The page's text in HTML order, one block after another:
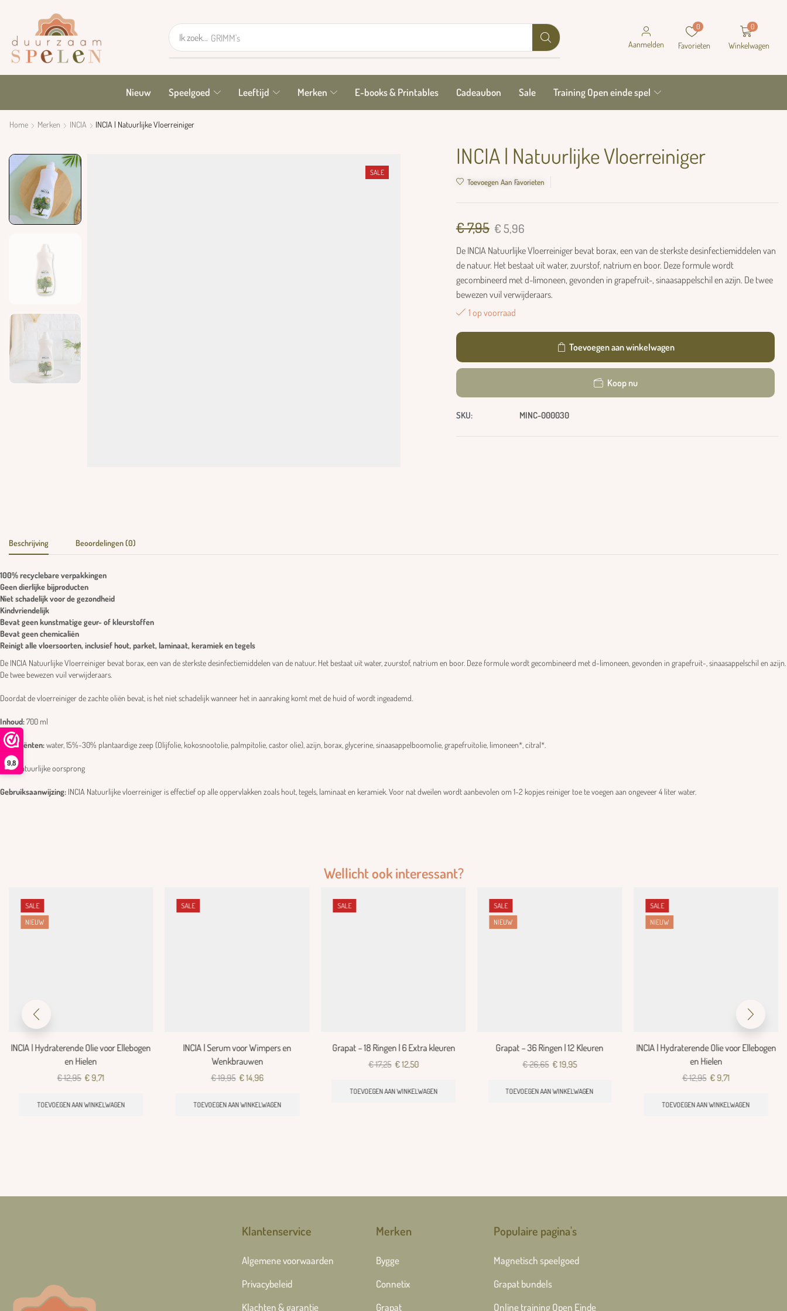
9,8
Ik zoek... GRIMM's
Aanmelden
0
Favorieten
0
Winkelwagen
Nieuw Speelgoed Leeftijd Merken E-books & Printables Cadeaubon Sale Training Open einde spel
Home Merken INCIA INCIA | Natuurlijke Vloerreiniger
SALE
INCIA | Natuurlijke Vloerreiniger
Toevoegen Aan Favorieten
€7,95 €5,96
De INCIA Natuurlijke Vloerreiniger bevat borax, een van de sterkste desinfectiemiddelen van
de natuur. Het bestaat uit water, zuurstof, natrium en boor. Deze formule wordt
gecombineerd met d-limoneen, gevonden in grapefruit-, sinaasappelschil en azijn. De twee
bewezen vuil verwijderaars.
1 op voorraad
Toevoegen aan winkelwagen
Koop nu
SKU: MINC-000030
Beschrijving Beoordelingen (0)
100% recyclebare verpakkingen
Geen dierlijke bijproducten
Niet schadelijk voor de gezondheid
Kindvriendelijk
Bevat geen kunstmatige geur- of kleurstoffen
Bevat geen chemicaliën
Reinigt alle vloersoorten, inclusief hout, parket, laminaat, keramiek en tegels
De INCIA Natuurlijke Vloerreiniger bevat borax, een van de sterkste desinfectiemiddelen van de natuur. Het bestaat uit water, zuurstof, natrium en boor. Deze formule wordt gecombineerd met d-limoneen, gevonden in grapefruit-, sinaasappelschil en azijn.
De twee bewezen vuil verwijderaars.
Doordat de vloerreiniger de zachte oliën bevat, is het niet schadelijk wanneer het in aanraking komt met de huid of wordt ingeademd.
Inhoud:700 ml
Ingrediënten:water, 15%-30% plantaardige zeep (Olijfolie, kokosnootolie, palmpitolie, castor olie), azijn, borax, glycerine, sinaasappelboomolie, grapefruitolie, limoneen*, citral*.
*Van natuurlijke oorsprong
Gebruiksaanwijzing: INCIA Natuurlijke vloerreiniger is effectief op alle oppervlakken zoals hout, tegels, laminaat en keramiek. Voor nat dweilen wordt aanbevolen om 1-2 kopjes reiniger toe te voegen aan ongeveer 4 liter water.
Wellicht ook interessant?
SALE
NIEUW
INCIA | Hydraterende Olie voor Ellebogen
en Hielen
€12,95 €9,71
TOEVOEGEN AAN WINKELWAGEN
SALE
INCIA | Serum voor Wimpers en
Wenkbrauwen
€19,95 €14,96
TOEVOEGEN AAN WINKELWAGEN
SALE
Grapat – 18 Ringen | 6 Extra kleuren
€17,25 €12,50
TOEVOEGEN AAN WINKELWAGEN
SALE
NIEUW
Grapat – 36 Ringen | 12 Kleuren
€26,65 €19,95
TOEVOEGEN AAN WINKELWAGEN
SALE
NIEUW
INCIA | Hydraterende Olie voor Ellebogen
en Hielen
€12,95 €9,71
TOEVOEGEN AAN WINKELWAGEN
Klantenservice
Algemene voorwaarden
Privacybeleid
Klachten & garantie
Merken
Bygge
Connetix
Grapat
Populaire pagina's
Magnetisch speelgoed
Grapat bundels
Online training Open Einde